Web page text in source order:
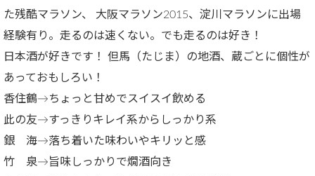
た残酷マラソン、 大阪マラソン2015、淀川マラソンに出場
経験有り。走るのは速くない。でも走るのは好き！
日本酒が好きです！ 但馬（たじま）の地酒、蔵ごとに個性が
あっておもしろい！
香住鶴→ちょっと甘めでスイスイ飲める
此の友→すっきりキレイ系からしっかり系
銀 海→落ち着いた味わいやキリッと感
竹 泉→旨味しっかりで燗酒向き